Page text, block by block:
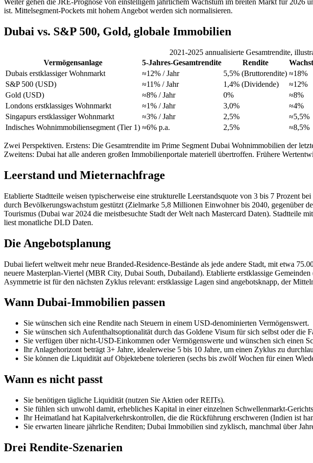
Weiter gehen die JRE-Prognose von einstelligem jährlichem Wachstum im breiten Markt für
ist. Mittelsegment-Pockets mit hohem Angebot werden sich normalisieren.
Dubai vs. S&P 500, Gold, globale Immobilien
2021-2025 annualisierte Gesamtrendite,
Vermögensanlage
5-Jahres-Gesamtrendite Rendite
Dubais erstklassiger Wohnmarkt
≈12% / Jahr 5,5% (Bruttorendite) ≈18%
S&P 500 (USD)
≈11% / Jahr 1,4% (Dividende) ≈12%
Gold (USD)
≈8% / Jahr 0% ≈8%
Londons erstklassiges Wohnmarkt
≈1% / Jahr 3,0% ≈4%
Singapurs erstklassiger Wohnmarkt
≈3% / Jahr 2,5% ≈5,5%
Indisches Wohnimmobiliensegment (Tier 1) ≈6% p.a. 2,5% ≈8,5%
Zwei Perspektiven. Erstens: Die Gesamtrendite im Prime Segment Dubai Wohnimmobilien der
Zweitens: Dubai hat alle anderen großen Immobilienportale materiell übertroffen. Frühere
Leerstand und Mieternachfrage
Etablierte Stadtteile weisen typischerweise eine strukturelle Leerstandsquote von 3 bis 7 Prozent
durch Bevölkerungswachstum gestützt (Zielmarke 5,8 Millionen Einwohner bis 2040, gegenüber
Tourismus (Dubai war 2024 die meistbesuchte Stadt der Welt nach Mastercard Daten). Stadtteile
liest monatliche DLD Daten.
Die Angebotsplanung
Dubai liefert weltweit mehr neue Branded-Residence-Bestände als jede andere Stadt, mit etwa
neuere Masterplan-Viertel (MBR City, Dubai South, Dubailand). Etablierte erstklassige
Asymmetrie ist für den nächsten Zyklus relevant: erstklassige Lagen sind angebotsknapp, der
Wann Dubai-Immobilien passen
Sie wünschen sich eine Rendite nach Steuern in einem USD-denominierten Vermögenswert.
Sie wünschen sich Aufenthaltsoptionalität durch das Goldene Visum für sich selbst oder die
Sie verfügen über nicht-USD-Einkommen oder Vermögenswerte und wünschen sich einen
Ihr Anlagehorizont beträgt 3+ Jahre, idealerweise 5 bis 10 Jahre, um einen Zyklus zu
Sie können die Liquidität auf Objektebene tolerieren (sechs bis zwölf Wochen für einen
Wann es nicht passt
Sie benötigen tägliche Liquidität (nutzen Sie Aktien oder REITs).
Sie fühlen sich unwohl damit, erhebliches Kapital in einer einzelnen Schwellenmarkt-
Ihr Heimatland hat Kapitalverkehrskontrollen, die die Rückführung erschweren (Indien ist
Sie erwarten lineare jährliche Renditen; Dubai Immobilien sind zyklisch, manchmal über
Drei Rendite-Szenarien